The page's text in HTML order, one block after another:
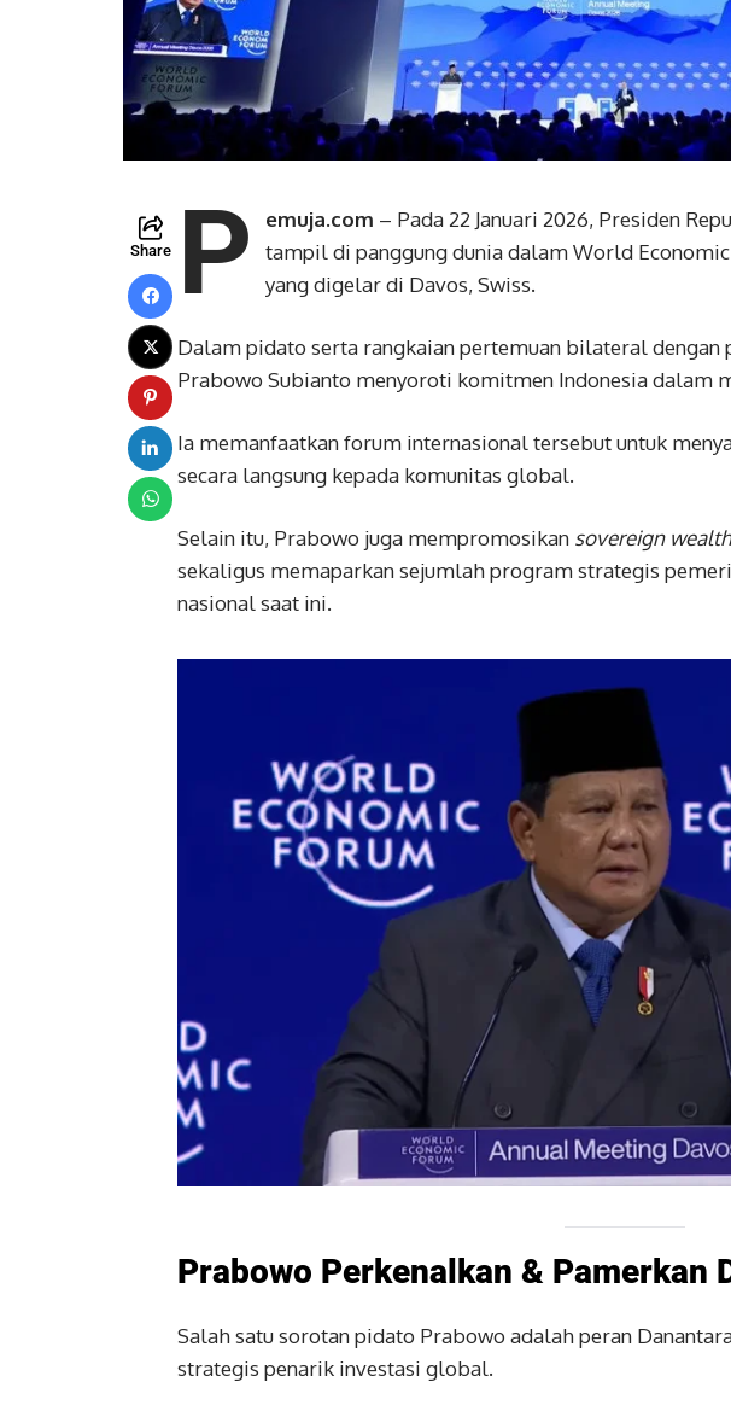
Share P emuja.com – Pada 22 Januari 2026, Presiden
tampil di panggung dunia dalam World
yang digelar di Davos, Swiss.
Dalam pidato serta rangkaian pertemuan bilateral
Prabowo Subianto menyoroti komitmen Indonesia dalam
Ia memanfaatkan forum internasional tersebut untuk
secara langsung kepada komunitas global.
Selain itu, Prabowo juga mempromosikan sovereign
sekaligus memaparkan sejumlah program strategis
nasional saat ini.
Prabowo Perkenalkan & Pamerkan
Salah satu sorotan pidato Prabowo adalah peran
strategis penarik investasi global.